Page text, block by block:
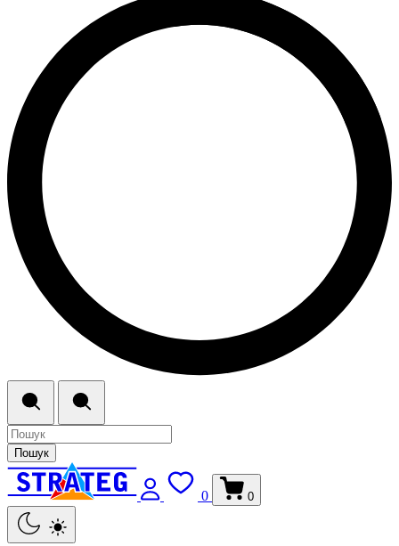
Пошук
0 0